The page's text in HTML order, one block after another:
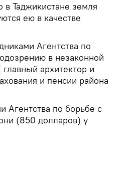
Таджикистане земля
ею в качестве
Агентства по
в незаконной
главный архитектор и
и пенсии района
Агентства по борьбе с
(850 долларов) у